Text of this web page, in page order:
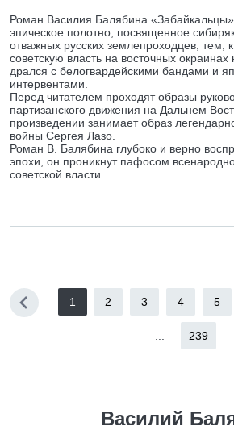
Роман Василия Балябина
эпическое полотно, посвященное
отважных русских землепроходцев, тем,
советскую власть на восточных окраинах
дрался с белогвардейскими бандами и
интервентами.
Перед читателем проходят образы
партизанского движения на Дальнем
произведении занимает образ
войны Сергея Лазо.
Роман В. Балябина глубоко и верно
эпохи, он проникнут пафосом
советской власти.
1 2 3 4 5
239
Василий